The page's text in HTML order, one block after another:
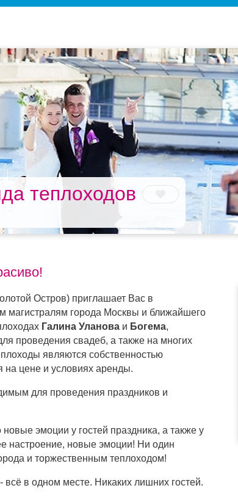
теплоходов
Остров) приглашает Вас в
магистралям города Москвы и ближайшего
Галина Уланова и Богема,
проведения свадеб, а также на многих
являются собственностью
на цене и условиях аренды.
для проведения праздников и
эмоции у гостей праздника, а также у
настроение, новые эмоции! Ни один
и торжественным теплоходом!
всё в одном месте. Никаких лишних гостей.